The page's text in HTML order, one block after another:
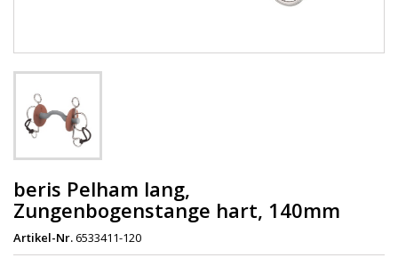
beris Pelham lang,
Zungenbogenstange hart, 140mm
Artikel-Nr.6533411-120